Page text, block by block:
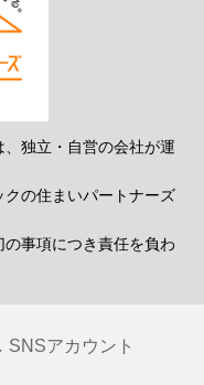
独立・自営の会社が運
の住まいパートナーズ
事項につき責任を負わ
SNSアカウント